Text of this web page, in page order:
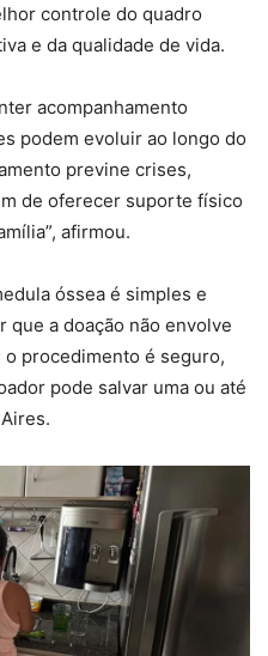
controle do quadro
e da qualidade de vida.
acompanhamento
podem evoluir ao longo do
previne crises,
de oferecer suporte físico
afirmou.
óssea é simples e
que a doação não envolve
procedimento é seguro,
pode salvar uma ou até